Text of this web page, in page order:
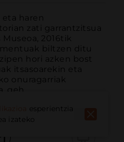
eta haren
zati garrantzitsua
2016tik
biltzen ditu
hori azken bost
itsasoarekin eta
onuragarriak
esperientzia
izateko